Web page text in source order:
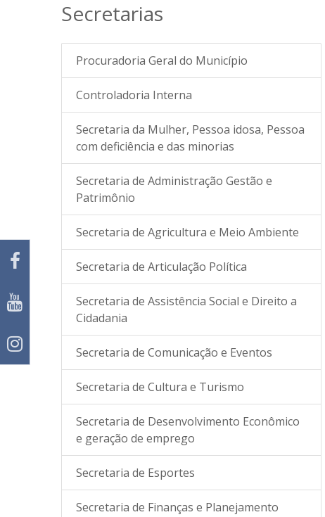
Secretarias
Procuradoria Geral do Município
Controladoria Interna
Secretaria da Mulher, Pessoa idosa, Pessoa
com deficiência e das minorias
Secretaria de Administração Gestão e
Patrimônio
Secretaria de Agricultura e Meio Ambiente
Secretaria de Articulação Política
Secretaria de Assistência Social e Direito a
Cidadania
Secretaria de Comunicação e Eventos
Secretaria de Cultura e Turismo
Secretaria de Desenvolvimento Econômico
e geração de emprego
Secretaria de Esportes
Secretaria de Finanças e Planejamento